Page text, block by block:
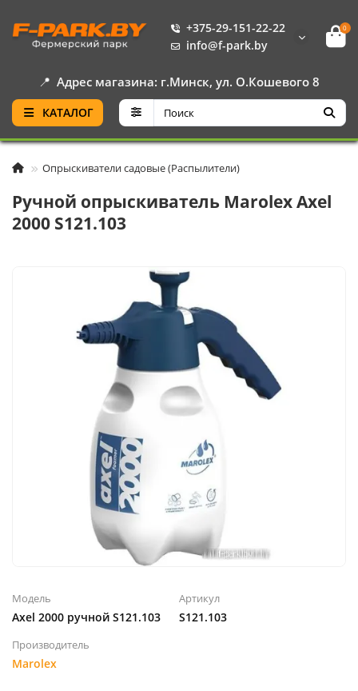
+375-29-151-22-22
info@f-park.by
0
📍 Адрес магазина: г.Минск, ул. О.Кошевого 8
КАТАЛОГ
Опрыскиватели садовые (Распылители)
Ручной опрыскиватель Marolex Axel
2000 S121.103
Модель
Axel 2000 ручной S121.103
Артикул
S121.103
Производитель
Marolex